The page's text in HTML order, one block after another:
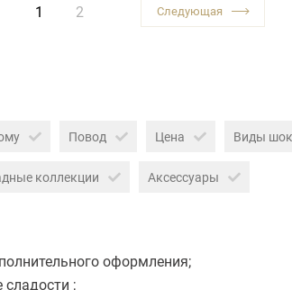
1 2
Повод Цена Виды
коллекции Аксессуары
оформления;
;